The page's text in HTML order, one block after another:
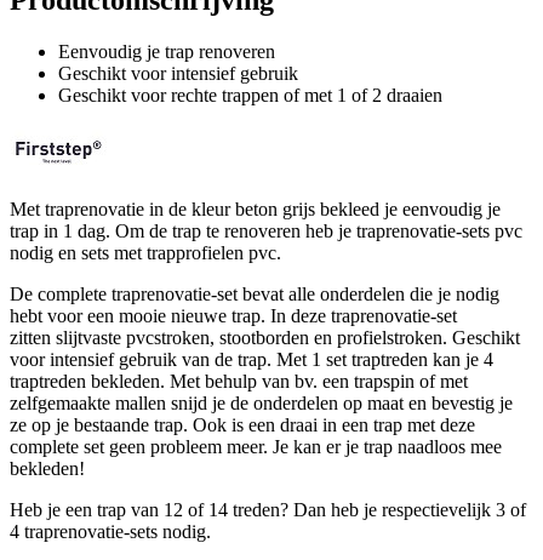
Eenvoudig je trap renoveren
Geschikt voor intensief gebruik
Geschikt voor rechte trappen of met 1 of 2 draaien
Met traprenovatie in de kleur beton grijs bekleed je eenvoudig je
trap in 1 dag. Om de trap te renoveren heb je traprenovatie-sets pvc
nodig en sets met trapprofielen pvc.
De complete traprenovatie-set bevat alle onderdelen die je nodig
hebt voor een mooie nieuwe trap. In deze traprenovatie-set
zitten slijtvaste pvcstroken, stootborden en profielstroken. Geschikt
voor intensief gebruik van de trap. Met 1 set traptreden kan je 4
traptreden bekleden. Met behulp van bv. een trapspin of met
zelfgemaakte mallen snijd je de onderdelen op maat en bevestig je
ze op je bestaande trap. Ook is een draai in een trap met deze
complete set geen probleem meer. Je kan er je trap naadloos mee
bekleden!
Heb je een trap van 12 of 14 treden? Dan heb je respectievelijk 3 of
4 traprenovatie-sets nodig.